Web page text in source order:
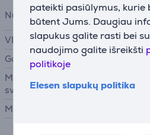
pateikti pasiūlymus, kurie
būtent Jums. Daugiau
slapukus galite rasti bei
naudojimo galite išreikšti
politikoje
Elesen slapukų politika
Nustatymai
VESA
Galimas monitorių skaičius
Maksimalus monitoriaus
svoris
Maks. monitoriaus dydis